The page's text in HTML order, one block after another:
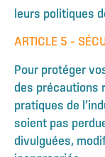
leurs politiques
ARTICLE 5 –
Pour protéger
des précautions
pratiques de
soient pas
divulguées,